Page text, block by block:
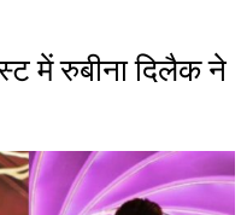
में रुबीना दिलैक ने